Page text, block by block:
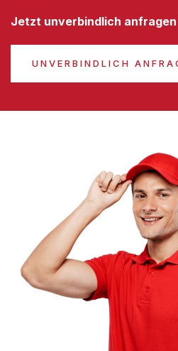
Jetzt unverbindlich
UNVERBINDLICH